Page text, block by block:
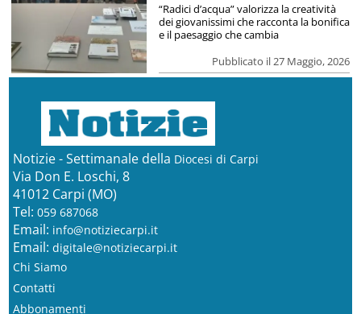
Pubblicato il 27 Maggio, 2026
“Radici d’acqua” valorizza la creatività
dei giovanissimi che racconta la bonifica
e il paesaggio che cambia
Notizie - Settimanale della Diocesi di Carpi
Via Don E. Loschi, 8
41012 Carpi (MO)
Tel: 059 687068
Email: info@notiziecarpi.it
Email: digitale@notiziecarpi.it
Chi Siamo
Contatti
Abbonamenti